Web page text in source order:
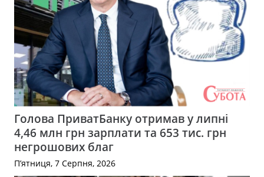
Голова ПриватБанку отримав у липні
4,46 млн грн зарплати та 653 тис. грн
негрошових благ
П’ятниця, 7 Серпня, 2026